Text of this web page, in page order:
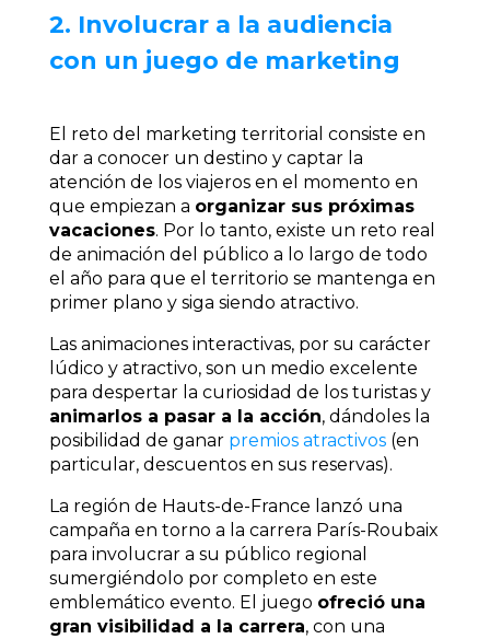
2. Involucrar a la audiencia
con un juego de marketing
El reto del marketing territorial consiste en
dar a conocer un destino y captar la
atención de los viajeros en el momento en
que empiezan a organizar sus próximas
vacaciones. Por lo tanto, existe un reto real
de animación del público a lo largo de todo
el año para que el territorio se mantenga en
primer plano y siga siendo atractivo.
Las animaciones interactivas, por su carácter
lúdico y atractivo, son un medio excelente
para despertar la curiosidad de los turistas y
animarlos a pasar a la acción, dándoles la
posibilidad de ganar premios atractivos(en
particular, descuentos en sus reservas).
La región de Hauts-de-France lanzó una
campaña en torno a la carrera París-Roubaix
para involucrar a su público regional
sumergiéndolo por completo en este
emblemático evento. El juego ofreció una
gran visibilidad a la carrera, con una